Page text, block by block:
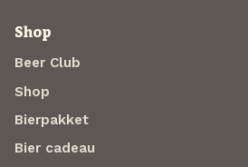
Shop
Beer Club
Shop
Bierpakket
Bier cadeau